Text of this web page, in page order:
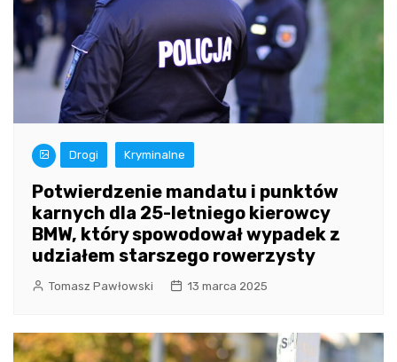
Drogi Kryminalne
Potwierdzenie mandatu i punktów
karnych dla 25-letniego kierowcy
BMW, który spowodował wypadek z
udziałem starszego rowerzysty
Tomasz Pawłowski 13 marca 2025